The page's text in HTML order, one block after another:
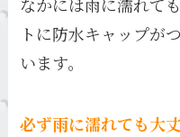
なかには雨に濡れて
トに防水キャップが
います。
必ず雨に濡れても大